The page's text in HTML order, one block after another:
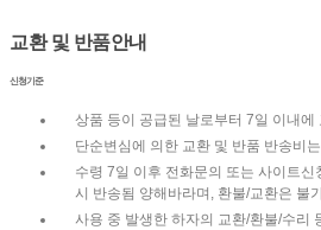
교환 및 반품안내
신청기준
상품 등이 공급된 날로부터 7일 이내에
단순변심에 의한 교환 및 반품 반송비
수령 7일 이후 전화문의 또는 사이트
시 반송됨 양해바라며, 환불/교환은 불
사용 중 발생한 하자의 교환/환불/수리